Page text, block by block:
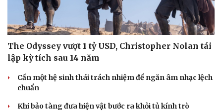
The Odyssey vượt 1 tỷ USD, Christopher Nolan tái
lập kỳ tích sau 14 năm
Cần một hệ sinh thái trách nhiệm để ngăn âm nhạc lệch
chuẩn
Khi bảo tàng đưa hiện vật bước ra khỏi tủ kính trò